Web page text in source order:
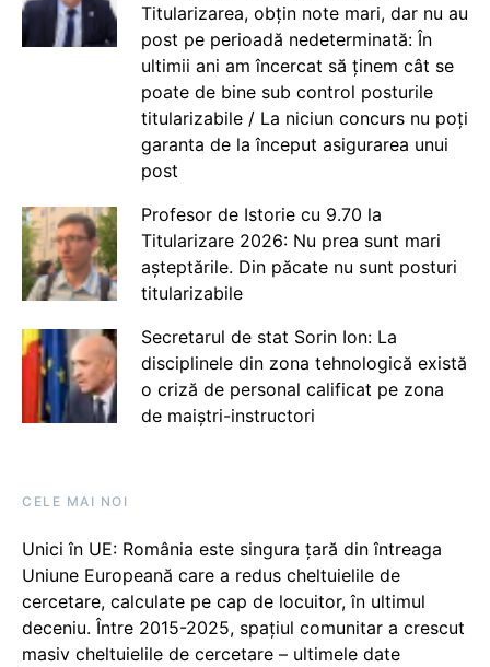
Titularizarea, obțin note mari, dar nu au
post pe perioadă nedeterminată: În
ultimii ani am încercat să ținem cât se
poate de bine sub control posturile
titularizabile / La niciun concurs nu poți
garanta de la început asigurarea unui
post
Profesor de Istorie cu 9.70 la
Titularizare 2026: Nu prea sunt mari
așteptările. Din păcate nu sunt posturi
titularizabile
Secretarul de stat Sorin Ion: La
disciplinele din zona tehnologică există
o criză de personal calificat pe zona
de maiștri-instructori
CELE MAI NOI
Unici în UE: România este singura țară din întreaga
Uniune Europeană care a redus cheltuielile de
cercetare, calculate pe cap de locuitor, în ultimul
deceniu. Între 2015-2025, spațiul comunitar a crescut
masiv cheltuielile de cercetare – ultimele date